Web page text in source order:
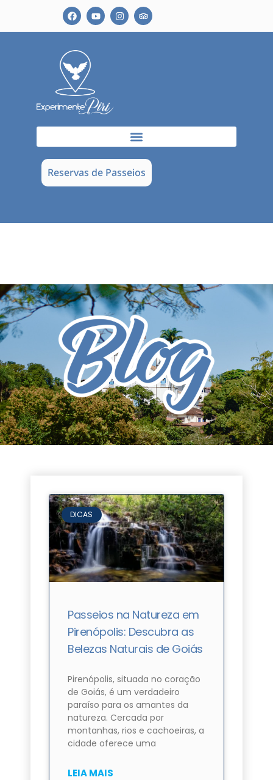
Reservas de Passeios
DICAS
Passeios na Natureza em
Pirenópolis: Descubra as
Belezas Naturais de Goiás
Pirenópolis, situada no coração
de Goiás, é um verdadeiro
paraíso para os amantes da
natureza. Cercada por
montanhas, rios e cachoeiras, a
cidade oferece uma
LEIA MAIS